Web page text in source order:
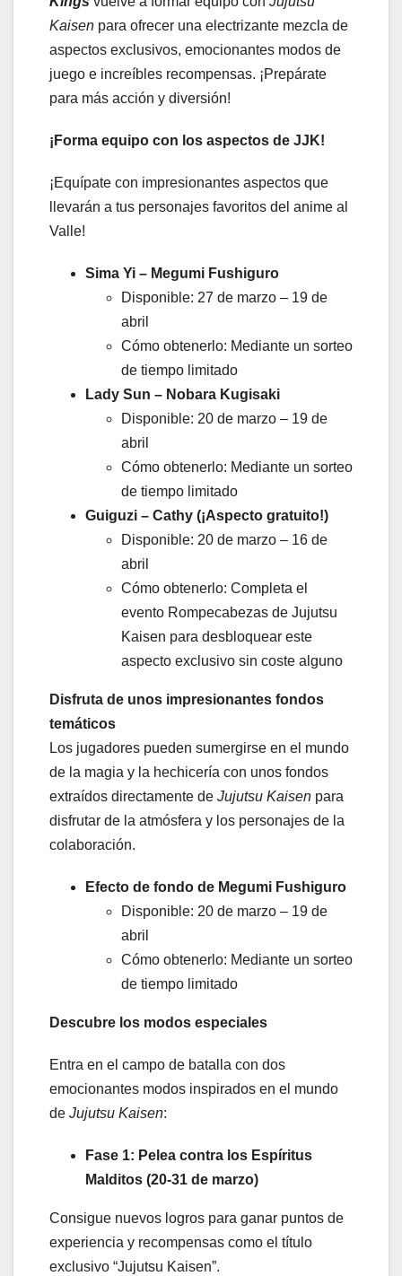
Kaisen para ofrecer una electrizante mezcla de
aspectos exclusivos, emocionantes modos de
juego e increíbles recompensas. ¡Prepárate
para más acción y diversión!
¡Forma equipo con los aspectos de JJK!
¡Equípate con impresionantes aspectos que
llevarán a tus personajes favoritos del anime al
Valle!
Sima Yi – Megumi Fushiguro
Disponible: 27 de marzo – 19 de
abril
Cómo obtenerlo: Mediante un sorteo
de tiempo limitado
Lady Sun – Nobara Kugisaki
Disponible: 20 de marzo – 19 de
abril
Cómo obtenerlo: Mediante un sorteo
de tiempo limitado
Guiguzi – Cathy (¡Aspecto gratuito!)
Disponible: 20 de marzo – 16 de
abril
Cómo obtenerlo: Completa el
evento Rompecabezas de Jujutsu
Kaisen para desbloquear este
aspecto exclusivo sin coste alguno
Disfruta de unos impresionantes fondos
temáticos
Los jugadores pueden sumergirse en el mundo
de la magia y la hechicería con unos fondos
extraídos directamente de Jujutsu Kaisen para
disfrutar de la atmósfera y los personajes de la
colaboración.
Efecto de fondo de Megumi Fushiguro
Disponible: 20 de marzo – 19 de
abril
Cómo obtenerlo: Mediante un sorteo
de tiempo limitado
Descubre los modos especiales
Entra en el campo de batalla con dos
emocionantes modos inspirados en el mundo
de Jujutsu Kaisen:
Fase 1: Pelea contra los Espíritus
Malditos (20-31 de marzo)
Consigue nuevos logros para ganar puntos de
experiencia y recompensas como el título
exclusivo “Jujutsu Kaisen”.